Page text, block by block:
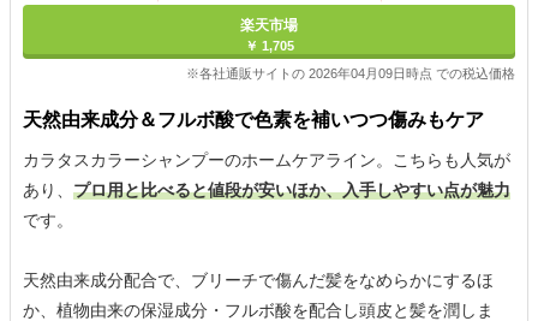
楽天市場
￥ 1,705
※各社通販サイトの 2026年04月09日時点 での税込価格
天然由来成分＆フルボ酸で色素を補いつつ傷みもケア
カラタスカラーシャンプーのホームケアライン。こちらも人気が
あり、 プロ用と比べると値段が安いほか、入手しやすい点が魅力
です。
天然由来成分配合で、ブリーチで傷んだ髪をなめらかにするほ
か、植物由来の保湿成分・フルボ酸を配合し頭皮と髪を潤しま